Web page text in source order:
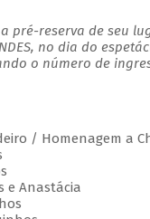
pré-reserva de seu
no dia do
o número de
/ Homenagem a
e Anastácia